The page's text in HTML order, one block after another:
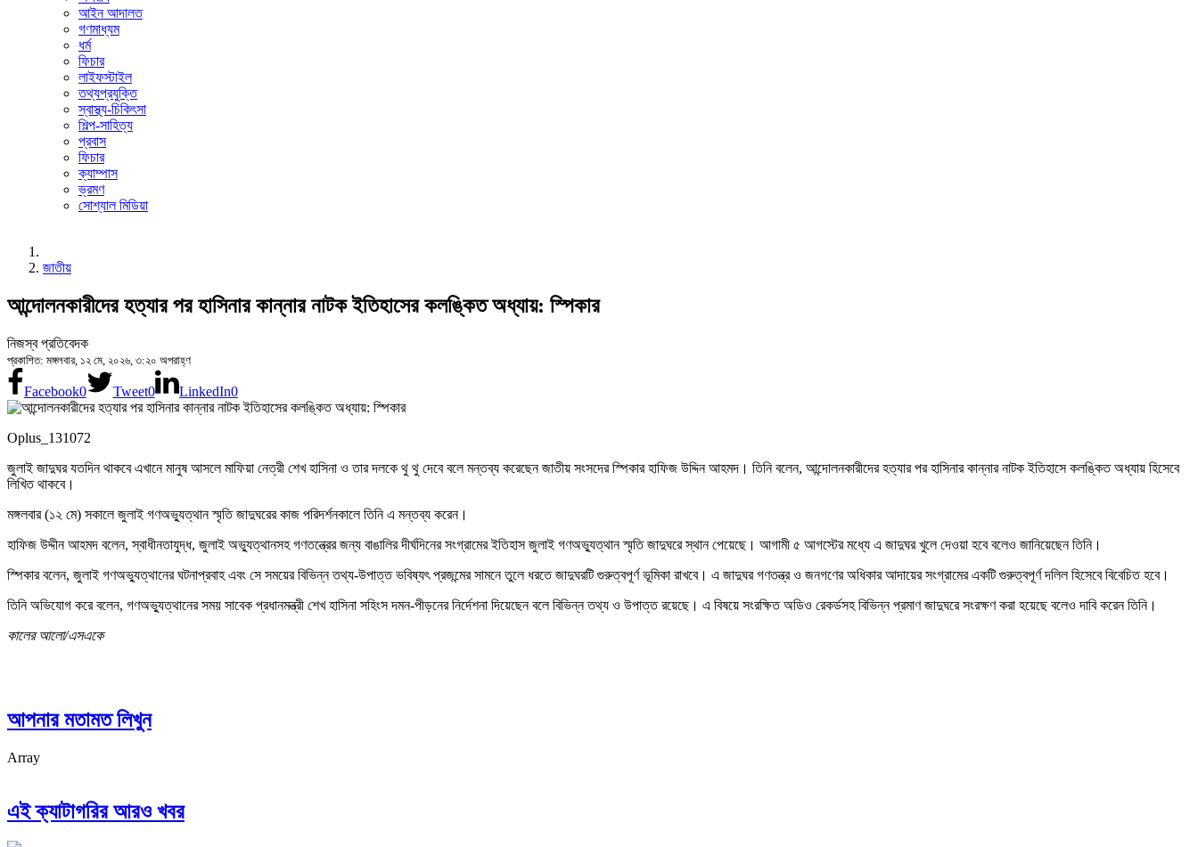
আইন আদালত
গণমাধ্যম
ধর্ম
ফিচার
লাইফস্টাইল
তথ্যপ্রযুক্তি
স্বাস্থ্য-চিকিৎসা
শিল্প-সাহিত্য
প্রবাস
ফিচার
ক্যাম্পাস
ভ্রমণ
সোশ্যাল মিডিয়া
জাতীয়
আন্দোলনকারীদের হত্যার পর হাসিনার কান্নার নাটক ইতিহাসের কলঙ্কিত অধ্যায়: স্পিকার
নিজস্ব প্রতিবেদক
প্রকাশিত: মঙ্গলবার, ১২ মে, ২০২৬, ৩:২০ অপরাহ্ণ
Facebook0 Tweet0 LinkedIn0
Oplus_131072
জুলাই জাদুঘর যতদিন থাকবে এখানে মানুষ আসলে মাফিয়া নেত্রী শেখ হাসিনা ও তার দলকে থু ‍থু দেবে বলে মন্তব্য করেছেন জাতীয় সংসদের স্পিকার হাফিজ উদ্দিন আহমদ। তিনি বলেন, আন্দোলনকারীদের হত্যার পর হাসিনার কান্নার নাটক ইতিহাসে কলঙ্কিত অধ্যায় হিসেবে
লিখিত থাকবে।
মঙ্গলবার (১২ মে) সকালে জুলাই গণঅভ্যুত্থান স্মৃতি জাদুঘরের কাজ পরিদর্শনকালে তিনি এ মন্তব্য করেন।
হাফিজ উদ্দীন আহমদ বলেন, স্বাধীনতাযুদ্ধ, জুলাই অভ্যুত্থানসহ গণতন্ত্রের জন্য বাঙালির দীর্ঘদিনের সংগ্রামের ইতিহাস জুলাই গণঅভ্যুত্থান স্মৃতি জাদুঘরে স্থান পেয়েছে। আগামী ৫ আগস্টের মধ্যে এ জাদুঘর খুলে দেওয়া হবে বলেও জানিয়েছেন তিনি।
স্পিকার বলেন, জুলাই গণঅভ্যুত্থানের ঘটনাপ্রবাহ এবং সে সময়ের বিভিন্ন তথ্য-উপাত্ত ভবিষ্যৎ প্রজন্মের সামনে তুলে ধরতে জাদুঘরটি গুরুত্বপূর্ণ ভূমিকা রাখবে। এ জাদুঘর গণতন্ত্র ও জনগণের অধিকার আদায়ের সংগ্রামের একটি গুরুত্বপূর্ণ দলিল হিসেবে বিবেচিত হবে।
তিনি অভিযোগ করে বলেন, গণঅভ্যুত্থানের সময় সাবেক প্রধানমন্ত্রী শেখ হাসিনা সহিংস দমন-পীড়নের নির্দেশনা দিয়েছেন বলে বিভিন্ন তথ্য ও উপাত্ত রয়েছে। এ বিষয়ে সংরক্ষিত অডিও রেকর্ডসহ বিভিন্ন প্রমাণ জাদুঘরে সংরক্ষণ করা হয়েছে বলেও দাবি করেন তিনি।
কালের আলো/এসএকে
আপনার মতামত লিখুন
Array
এই ক্যাটাগরির আরও খবর